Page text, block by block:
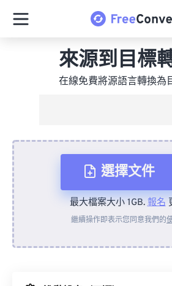
來源到目標
在線免費將源語言轉換為
選擇文件
來自裝置
最大檔案大小 1GB.報名
繼續操作即表示您同意我們的